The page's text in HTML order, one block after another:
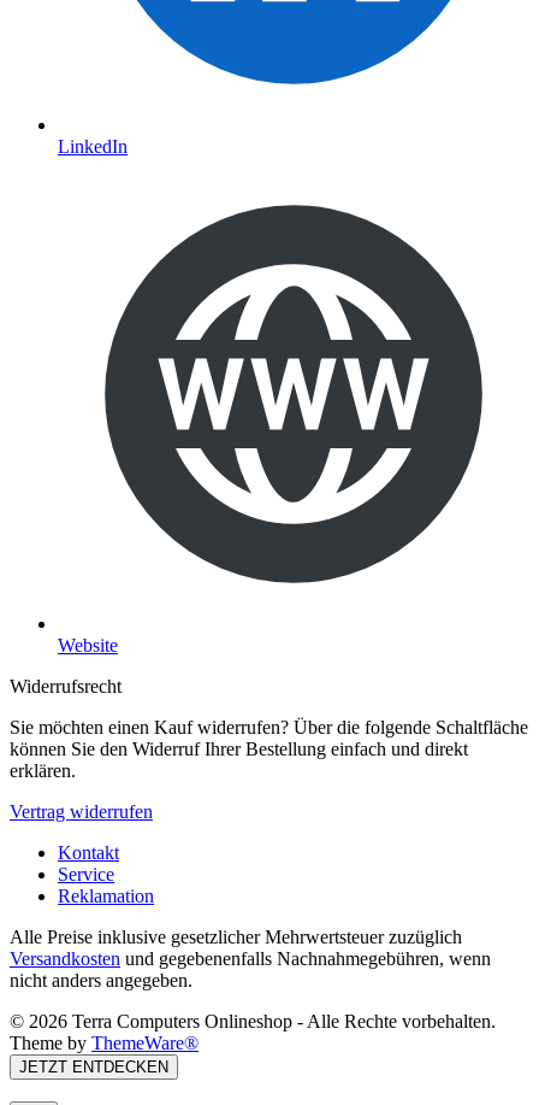
können Sie den Widerruf Ihrer Bestellung einfach und direkt
erklären.
Service
Reklamation
Versandkostenund gegebenenfalls Nachnahmegebühren, wenn
nicht anders angegeben.
Theme byThemeWare®
JETZT ENTDECKEN